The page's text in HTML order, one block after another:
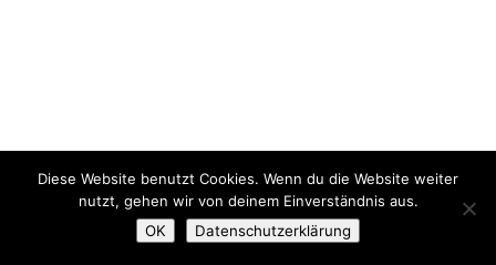
Diese Website benutzt Cookies. Wenn du die Website weiter
nutzt, gehen wir von deinem Einverständnis aus.
OK
Datenschutzerklärung